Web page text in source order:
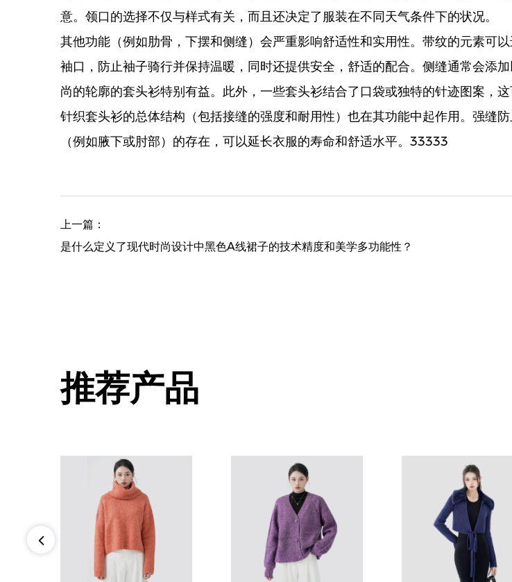
意。领口的选择不仅与样式有关，而且还决定了服装在不同天气条件下的状况。
其他功能（例如肋骨，下摆和侧缝）会严重影响舒适性和实用性。带纹的元素可
袖口，防止袖子骑行并保持温暖，同时还提供安全，舒适的配合。侧缝通常会添
尚的轮廓的套头衫特别有益。此外，一些套头衫结合了口袋或独特的针迹图案，这
针织套头衫的总体结构（包括接缝的强度和耐用性）也在其功能中起作用。强缝
（例如腋下或肘部）的存在，可以延长衣服的寿命和舒适水平。33333
上一篇：
是什么定义了现代时尚设计中黑色A线裙子的技术精度和美学多功能性？
推荐产品